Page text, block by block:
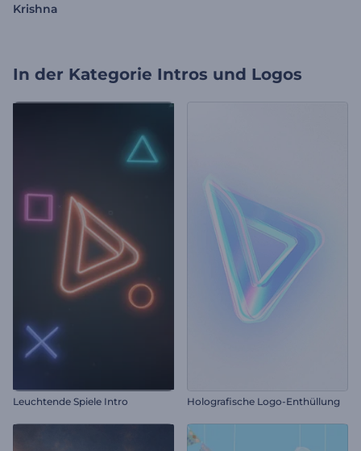
Krishna
In der Kategorie Intros und Logos
Leuchtende Spiele Intro Holografische Logo-Enthüllung